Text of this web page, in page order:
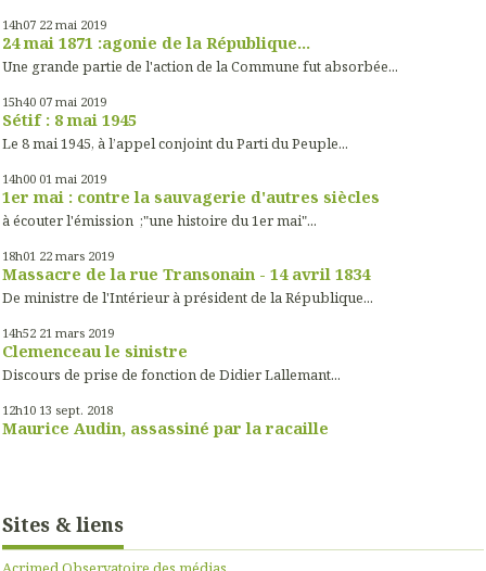
14h07 22 mai 2019
24 mai 1871 :agonie de la République...
Une grande partie de l'action de la Commune fut absorbée...
15h40 07 mai 2019
Sétif : 8 mai 1945
Le 8 mai 1945, à l’appel conjoint du Parti du Peuple...
14h00 01 mai 2019
1er mai : contre la sauvagerie d'autres siècles
à écouter l'émission ;"une histoire du 1er mai"...
18h01 22 mars 2019
Massacre de la rue Transonain - 14 avril 1834
De ministre de l'Intérieur à président de la République...
14h52 21 mars 2019
Clemenceau le sinistre
Discours de prise de fonction de Didier Lallemant...
12h10 13 sept. 2018
Maurice Audin, assassiné par la racaille
Sites & liens